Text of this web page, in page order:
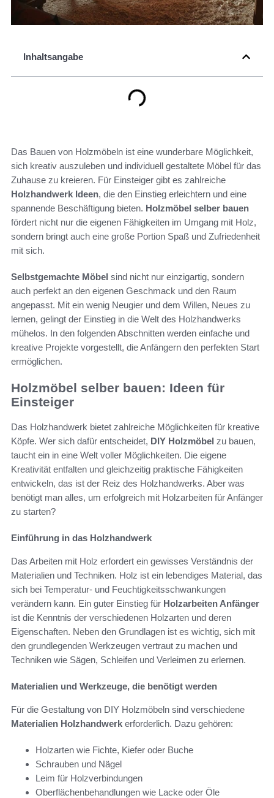
Inhaltsangabe
Das Bauen von Holzmöbeln ist eine wunderbare Möglichkeit,
sich kreativ auszuleben und individuell gestaltete Möbel für das
Zuhause zu kreieren. Für Einsteiger gibt es zahlreiche
Holzhandwerk Ideen, die den Einstieg erleichtern und eine
spannende Beschäftigung bieten. Holzmöbel selber bauen
fördert nicht nur die eigenen Fähigkeiten im Umgang mit Holz,
sondern bringt auch eine große Portion Spaß und Zufriedenheit
mit sich.
Selbstgemachte Möbel sind nicht nur einzigartig, sondern
auch perfekt an den eigenen Geschmack und den Raum
angepasst. Mit ein wenig Neugier und dem Willen, Neues zu
lernen, gelingt der Einstieg in die Welt des Holzhandwerks
mühelos. In den folgenden Abschnitten werden einfache und
kreative Projekte vorgestellt, die Anfängern den perfekten Start
ermöglichen.
Holzmöbel selber bauen: Ideen für
Einsteiger
Das Holzhandwerk bietet zahlreiche Möglichkeiten für kreative
Köpfe. Wer sich dafür entscheidet, DIY Holzmöbel zu bauen,
taucht ein in eine Welt voller Möglichkeiten. Die eigene
Kreativität entfalten und gleichzeitig praktische Fähigkeiten
entwickeln, das ist der Reiz des Holzhandwerks. Aber was
benötigt man alles, um erfolgreich mit Holzarbeiten für Anfänger
zu starten?
Einführung in das Holzhandwerk
Das Arbeiten mit Holz erfordert ein gewisses Verständnis der
Materialien und Techniken. Holz ist ein lebendiges Material, das
sich bei Temperatur- und Feuchtigkeitsschwankungen
verändern kann. Ein guter Einstieg für Holzarbeiten Anfänger
ist die Kenntnis der verschiedenen Holzarten und deren
Eigenschaften. Neben den Grundlagen ist es wichtig, sich mit
den grundlegenden Werkzeugen vertraut zu machen und
Techniken wie Sägen, Schleifen und Verleimen zu erlernen.
Materialien und Werkzeuge, die benötigt werden
Für die Gestaltung von DIY Holzmöbeln sind verschiedene
Materialien Holzhandwerk erforderlich. Dazu gehören:
Holzarten wie Fichte, Kiefer oder Buche
Schrauben und Nägel
Leim für Holzverbindungen
Oberflächenbehandlungen wie Lacke oder Öle